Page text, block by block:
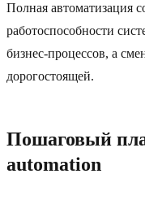
Полная автоматизация
работоспособности
бизнес-процессов, а
дорогостоящей.
Пошаговый
automation